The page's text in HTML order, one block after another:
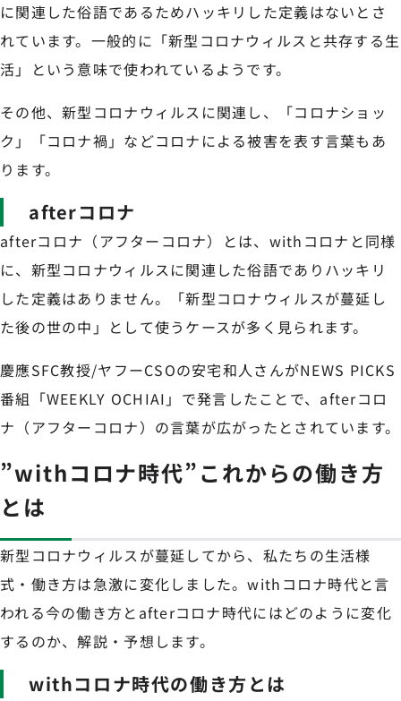
に関連した俗語であるためハッキリした定義はないとさ
れています。一般的に「新型コロナウィルスと共存する生
活」という意味で使われているようです。
その他、新型コロナウィルスに関連し、「コロナショッ
ク」「コロナ禍」などコロナによる被害を表す言葉もあ
ります。
afterコロナ
afterコロナ（アフターコロナ）とは、withコロナと同様
に、新型コロナウィルスに関連した俗語でありハッキリ
した定義はありません。「新型コロナウィルスが蔓延し
た後の世の中」として使うケースが多く見られます。
慶應SFC教授/ヤフーCSOの安宅和人さんがNEWS PICKS
番組「WEEKLY OCHIAI」で発言したことで、afterコロ
ナ（アフターコロナ）の言葉が広がったとされています。
”withコロナ時代”これからの働き方
とは
新型コロナウィルスが蔓延してから、私たちの生活様
式・働き方は急激に変化しました。withコロナ時代と言
われる今の働き方とafterコロナ時代にはどのように変化
するのか、解説・予想します。
withコロナ時代の働き方とは